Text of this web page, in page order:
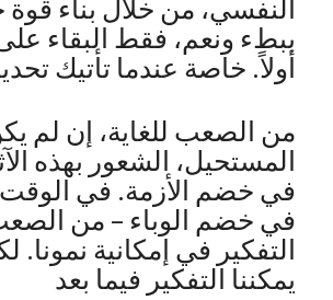
النفسي، من خلال بناء قوة
ببطء ونعم، فقط البقاء
أولاً. خاصة عندما تأتيك
من الصعب للغاية، إن لم
المستحيل، الشعور بهذه
في خضم الأزمة. في الوقت
في خضم الوباء – من
التفكير في إمكانية نمونا.
يمكننا التفكير فيما بعد